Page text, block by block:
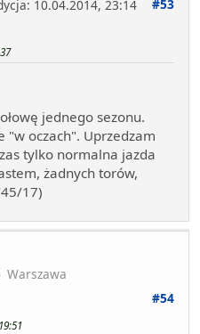
#53
: 10.04.2014, 23:14
jednego sezonu.
"w oczach". Uprzedzam
tylko normalna jazda
żadnych torów,
17)
Warszawa
#54